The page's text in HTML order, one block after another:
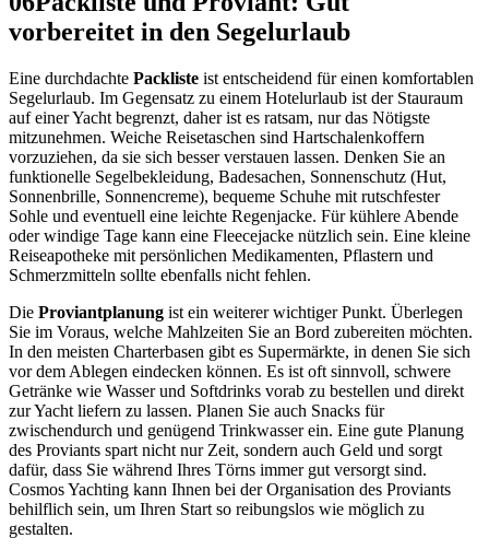
vorbereitet in den Segelurlaub
Eine durchdachte Packliste ist entscheidend für einen komfortablen
Segelurlaub. Im Gegensatz zu einem Hotelurlaub ist der Stauraum
auf einer Yacht begrenzt, daher ist es ratsam, nur das Nötigste
mitzunehmen. Weiche Reisetaschen sind Hartschalenkoffern
vorzuziehen, da sie sich besser verstauen lassen. Denken Sie an
funktionelle Segelbekleidung, Badesachen, Sonnenschutz (Hut,
Sonnenbrille, Sonnencreme), bequeme Schuhe mit rutschfester
Sohle und eventuell eine leichte Regenjacke. Für kühlere Abende
oder windige Tage kann eine Fleecejacke nützlich sein. Eine kleine
Reiseapotheke mit persönlichen Medikamenten, Pflastern und
Schmerzmitteln sollte ebenfalls nicht fehlen.
Die Proviantplanung ist ein weiterer wichtiger Punkt. Überlegen
Sie im Voraus, welche Mahlzeiten Sie an Bord zubereiten möchten.
In den meisten Charterbasen gibt es Supermärkte, in denen Sie sich
vor dem Ablegen eindecken können. Es ist oft sinnvoll, schwere
Getränke wie Wasser und Softdrinks vorab zu bestellen und direkt
zur Yacht liefern zu lassen. Planen Sie auch Snacks für
zwischendurch und genügend Trinkwasser ein. Eine gute Planung
des Proviants spart nicht nur Zeit, sondern auch Geld und sorgt
dafür, dass Sie während Ihres Törns immer gut versorgt sind.
Cosmos Yachting kann Ihnen bei der Organisation des Proviants
behilflich sein, um Ihren Start so reibungslos wie möglich zu
gestalten.